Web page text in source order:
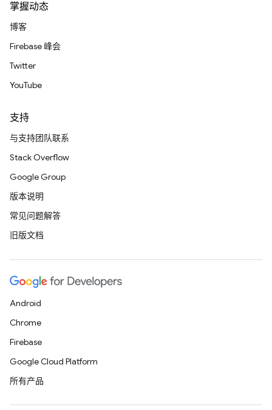
掌握动态
博客
Firebase 峰会
Twitter
YouTube
支持
与支持团队联系
Stack Overflow
Google Group
版本说明
常见问题解答
旧版文档
Android
Chrome
Firebase
Google Cloud Platform
所有产品